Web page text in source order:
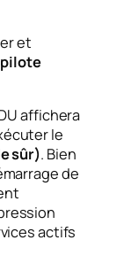
et
affichera
le
sûr). Bien
de
actifs